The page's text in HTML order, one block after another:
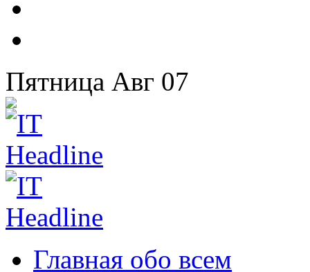
Пятница Авг 07
Главная обо всем